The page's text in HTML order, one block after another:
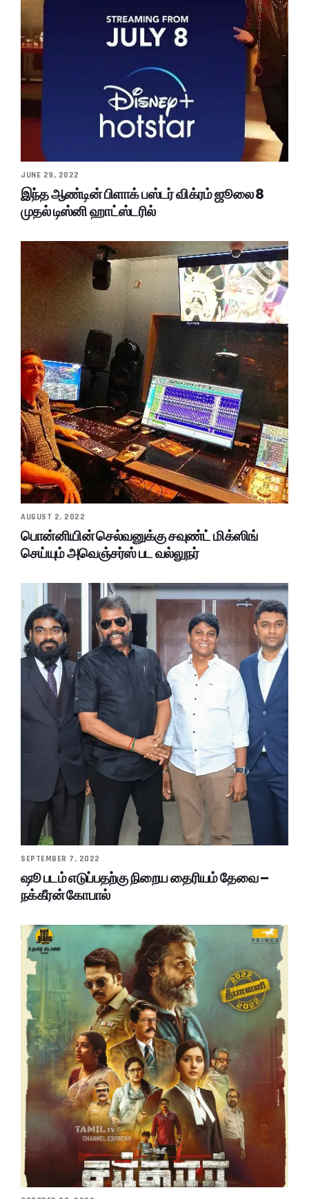
JUNE 29, 2022
இந்த ஆண்டின் பிளாக் பஸ்டர் விக்ரம் ஜூலை 8
முதல் டிஸ்னி ஹாட்ஸ்டரில்
AUGUST 2, 2022
பொன்னியின் செல்வனுக்கு சவுண்ட் மிக்ஸிங்
செய்யும் அவெஞ்சர்ஸ் பட வல்லுநர்
SEPTEMBER 7, 2022
ஷூ படம் எடுப்பதற்கு நிறைய தைரியம் தேவை –
நக்கீரன் கோபால்